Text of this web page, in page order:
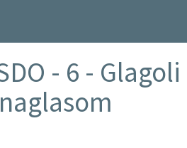
- 6 - Glagoli